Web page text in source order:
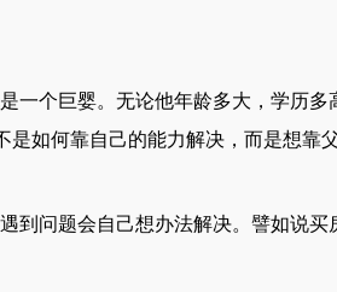
个巨婴。无论他年龄多大，学历多
如何靠自己的能力解决，而是想靠
问题会自己想办法解决。譬如说买